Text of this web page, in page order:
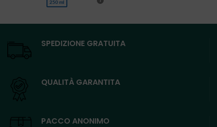
250 ml
SPEDIZIONE GRATUITA
QUALITÀ GARANTITA
PACCO ANONIMO